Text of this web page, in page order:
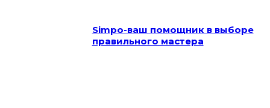
Simpo-ваш помощник в выборе
правильного мастера